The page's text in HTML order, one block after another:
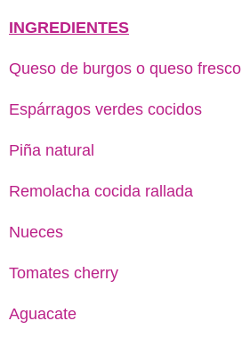
INGREDIENTES
Queso de burgos o queso fresco
Espárragos verdes cocidos
Piña natural
Remolacha cocida rallada
Nueces
Tomates cherry
Aguacate